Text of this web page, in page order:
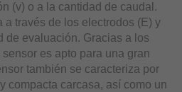
(v) o a la cantidad de caudal.
a través de los electrodos (E) y
de evaluación. Gracias a los
es apto para una gran
también se caracteriza por
compacta carcasa, así como un